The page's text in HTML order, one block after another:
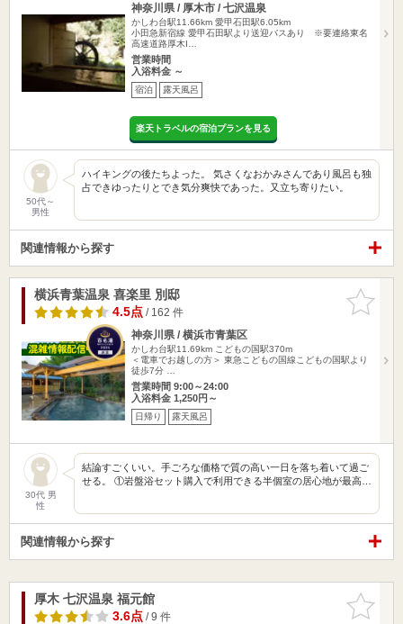
神奈川県 / 厚木市 / 七沢温泉
かしわ台駅11.66km 愛甲石田駅6.05km
小田急新宿線 愛甲石田駅より送迎バスあり ※要連絡東名
高速道路厚木I…
営業時間
入浴料金 ～
宿泊 露天風呂
楽天トラベルの宿泊プランを見る
50代～
男性
ハイキングの後たちよった。 気さくなおかみさんであり風呂も独
占できゆったりとでき気分爽快であった。又立ち寄りたい。
関連情報から探す
お気に入
りに追加
横浜青葉温泉 喜楽里 別邸
4.5点/ 162 件
神奈川県 / 横浜市青葉区
かしわ台駅11.69km こどもの国駅370m
＜電車でお越しの方＞ 東急こどもの国線こどもの国駅より
徒歩7分 …
営業時間 9:00～24:00
入浴料金 1,250円～
日帰り 露天風呂
30代 男
性
結論すごくいい。手ごろな価格で質の高い一日を落ち着いて過ご
せる。 ①岩盤浴セット購入で利用できる半個室の居心地が最高…
関連情報から探す
お気に入
りに追加
厚木 七沢温泉 福元館
3.6点/ 9 件